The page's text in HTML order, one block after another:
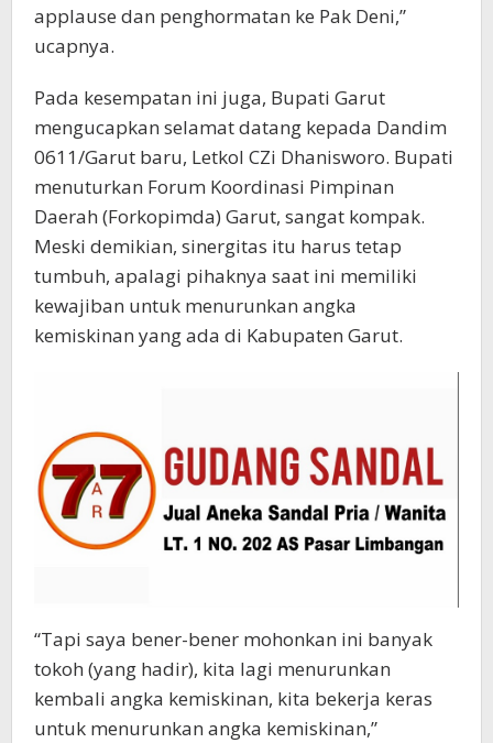
applause dan penghormatan ke Pak Deni,”
ucapnya.
Pada kesempatan ini juga, Bupati Garut
mengucapkan selamat datang kepada Dandim
0611/Garut baru, Letkol CZi Dhanisworo. Bupati
menuturkan Forum Koordinasi Pimpinan
Daerah (Forkopimda) Garut, sangat kompak.
Meski demikian, sinergitas itu harus tetap
tumbuh, apalagi pihaknya saat ini memiliki
kewajiban untuk menurunkan angka
kemiskinan yang ada di Kabupaten Garut.
“Tapi saya bener-bener mohonkan ini banyak
tokoh (yang hadir), kita lagi menurunkan
kembali angka kemiskinan, kita bekerja keras
untuk menurunkan angka kemiskinan,”